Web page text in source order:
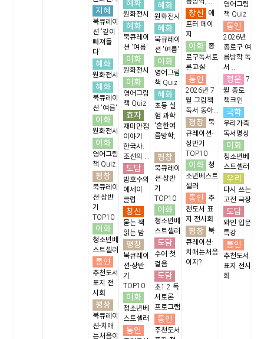
지혜
북큐레이
션 '깊이
빠져들
다'
혜화
원화전시
혜화
북큐레이
션 '여름'
이화
원화전시
이화
영어그림
책 Quiz
평창
북큐레이
션-상반
기
TOP10
이화
청소년베
스트셀러
통인
추천도서
표지 전
시회
평창
북큐레이
션-치매
는처음이
혜화
원화전시
혜화
북큐레이
션 '여름'
이화
원화전시
이화
영어그림
책 Quiz
효자
재미만점
이야기
한국사:
조선의 ...
도담
밤호수의
에세이
클럽
창신
묻는 책
읽는 밤
평창
북큐레이
션-상반
기
TOP10
이화
청소년베
스트셀러
통인
혜화
원화전시
혜화
북큐레이
션 '여름'
이화
영어그림
책 Quiz
혜화
초등 실
험 과학
'흔한여
름방학,
...
평창
북큐레이
션-상반
기
TOP10
이화
청소년베
스트셀러
도담
수어 첫
걸음
도담
초1.2 독
서토론
프로그램
통인
추천도서
창신
에
프터 페이
지
이화
종
로구독서토
론교실
통인
2026년 7
월 그림책
독서 동아...
평창
북
큐레이션-
상반기
TOP10
이화
청
소년베스트
셀러
통인
추
천도서 표
지 전시회
평창
북
큐레이션-
치매는처음
이지?
영어그림
책 Quiz
통인
2026년
종로구 여
름방학 독
서 ...
청운 7
월 종로
책크인
국학
우리가족
독서명상
이화
청소년베
스트셀러
우리
다시 쓰는
고전 극장
도담
와인 입문
특강
통인
추천도서
표지 전시
회